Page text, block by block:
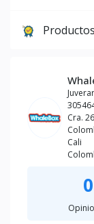
Cra.
Cali
0